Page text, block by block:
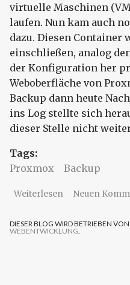
virtuelle Maschinen
laufen. Nun kam auch
dazu. Diesen Container
einschließen, analog
der Konfiguration her
Weboberfläche von
Backup dann heute
ins Log stellte sich
dieser Stelle nicht
Tags:
Proxmox
Backup
Weiterlesen über Proxmox
Neuen
DIESER BLOG WIRD BETRIEBEN VON
WEBENTWICKLUNG